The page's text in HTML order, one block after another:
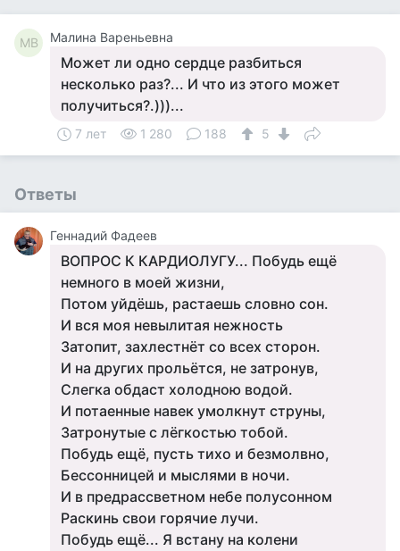
МВ Малина Вареньевна
Может ли одно сердце разбиться
несколько раз?... И что из этого может
получиться?.)))...
7 лет 1 280 188 5
Ответы
Геннадий Фадеев
ВОПРОС К КАРДИОЛУГУ... Побудь ещё
немного в моей жизни,
Потом уйдёшь, растаешь словно сон.
И вся моя невылитая нежность
Затопит, захлестнёт со всех сторон.
И на других прольётся, не затронув,
Слегка обдаст холодною водой.
И потаенные навек умолкнут струны,
Затронутые с лёгкостью тобой.
Побудь ещё, пусть тихо и безмолвно,
Бессонницей и мыслями в ночи.
И в предрассветном небе полусонном
Раскинь свои горячие лучи.
Побудь ещё... Я встану на колени